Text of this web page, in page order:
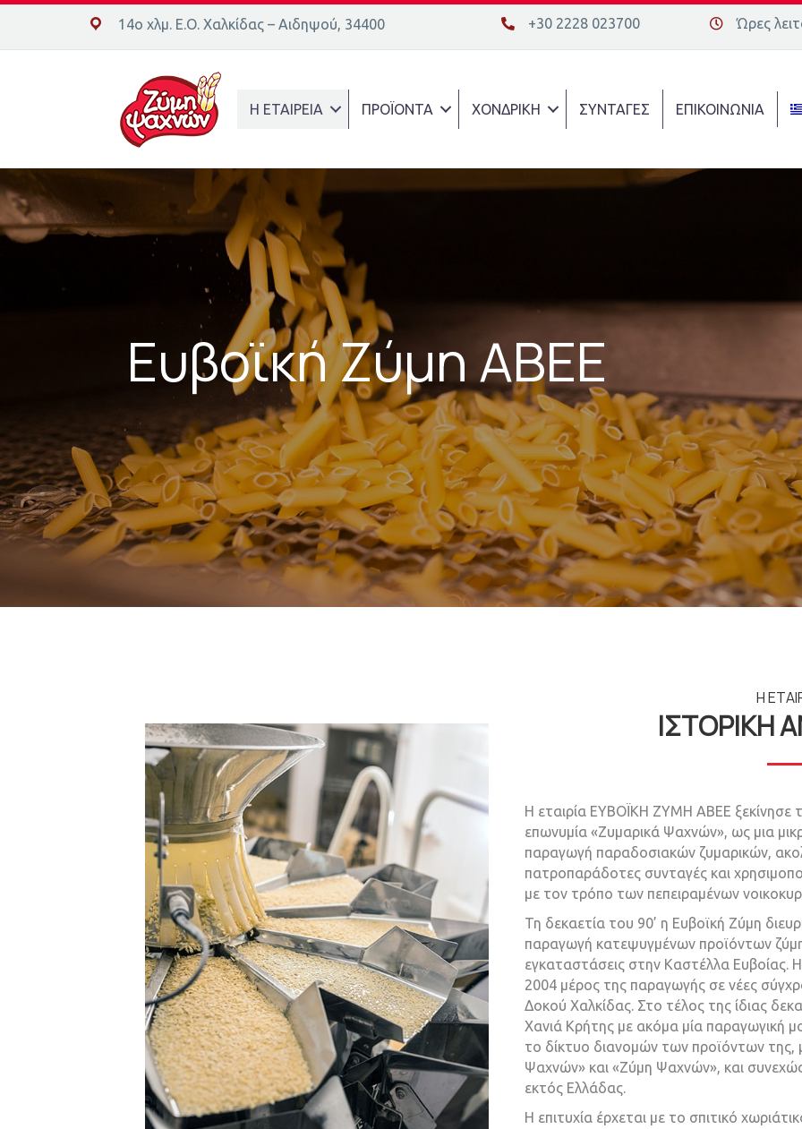
14ο χλμ. Ε.Ο. Χαλκίδας – Αιδηψού, 34400
14ο χλμ. Ε.Ο. Χαλκίδας – Αιδηψού, 34400 +30 2228 023700
+30 2228 023700 Διεύθυνση
Ώρες
Η ΕΤΑΙΡΕΙΑ ΠΡΟΪΟΝΤΑ ΧΟΝΔΡΙΚΗ ΣΥΝΤΑΓΕΣ ΕΠΙΚΟΙΝΩΝΙΑ
Eυβοϊκή Ζύμη ΑΒΕΕ
Η
ΙΣΤΟΡΙΚΗ
Η εταιρία ΕΥΒΟΪΚΗ ΖΥΜΗ ΑΒΕΕ ξεκίνησε
επωνυμία «Ζυμαρικά Ψαχνών», ως μια
παραγωγή παραδοσιακών ζυμαρικών,
πατροπαράδοτες συνταγές και
με τον τρόπο των πεπειραμένων
Τη δεκαετία του 90’ η Ευβοϊκή Ζύμη
παραγωγή κατεψυγμένων προϊόντων
εγκαταστάσεις στην Καστέλλα Ευβοίας.
2004 μέρος της παραγωγής σε νέες
Δοκού Χαλκίδας. Στο τέλος της ίδιας
Χανιά Κρήτης με ακόμα μία παραγωγική
το δίκτυο διανομών των προϊόντων της,
Ψαχνών» και «Ζύμη Ψαχνών», και συνεχώς
εκτός Ελλάδας.
Η επιτυχία έρχεται με το σπιτικό